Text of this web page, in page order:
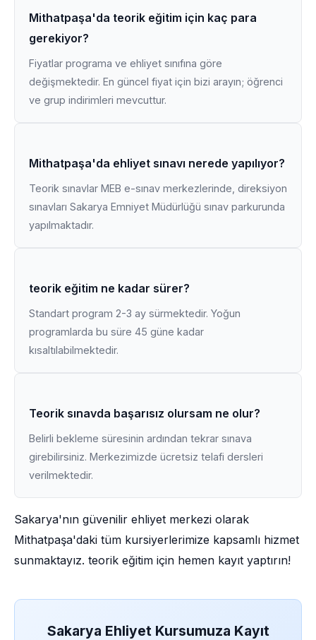
Mithatpaşa'da teorik eğitim için kaç para
gerekiyor?
Fiyatlar programa ve ehliyet sınıfına göre
değişmektedir. En güncel fiyat için bizi arayın; öğrenci
ve grup indirimleri mevcuttur.
Mithatpaşa'da ehliyet sınavı nerede yapılıyor?
Teorik sınavlar MEB e-sınav merkezlerinde, direksiyon
sınavları Sakarya Emniyet Müdürlüğü sınav parkurunda
yapılmaktadır.
teorik eğitim ne kadar sürer?
Standart program 2-3 ay sürmektedir. Yoğun
programlarda bu süre 45 güne kadar
kısaltılabilmektedir.
Teorik sınavda başarısız olursam ne olur?
Belirli bekleme süresinin ardından tekrar sınava
girebilirsiniz. Merkezimizde ücretsiz telafi dersleri
verilmektedir.
Sakarya'nın güvenilir ehliyet merkezi olarak
Mithatpaşa'daki tüm kursiyerlerimize kapsamlı hizmet
sunmaktayız. teorik eğitim için hemen kayıt yaptırın!
Sakarya Ehliyet Kursumuza Kayıt